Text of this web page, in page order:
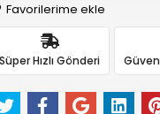
Favorilerime ekle
Süper Hızlı Gönderi